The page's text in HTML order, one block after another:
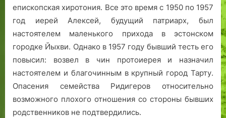
епископская хиротония. Все это время с 1950 по 1957
год иерей Алексей, будущий патриарх, был
настоятелем маленького прихода в эстонском
городке Йыхви. Однако в 1957 году бывший тесть его
повысил: возвел в чин протоиерея и назначил
настоятелем и благочинным в крупный город Тарту.
Опасения семейства Ридигеров относительно
возможного плохого отношения со стороны бывших
родственников не подтвердились.